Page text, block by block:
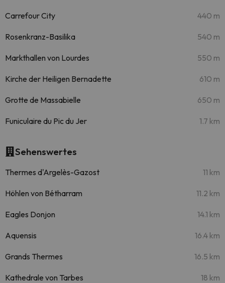
Carrefour City 440 m
Rosenkranz-Basilika 540 m
Markthallen von Lourdes 550 m
Kirche der Heiligen Bernadette 610 m
Grotte de Massabielle 650 m
Funiculaire du Pic du Jer 1.7 km
Sehenswertes
Thermes d'Argelès-Gazost 11 km
Höhlen von Bétharram 11.2 km
Eagles Donjon 14.1 km
Aquensis 16.4 km
Grands Thermes 16.5 km
Kathedrale von Tarbes 18 km